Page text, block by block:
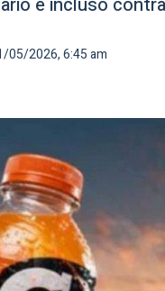
05/2026, 6:45 am